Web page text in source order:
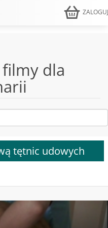
dla
tętnic udowych